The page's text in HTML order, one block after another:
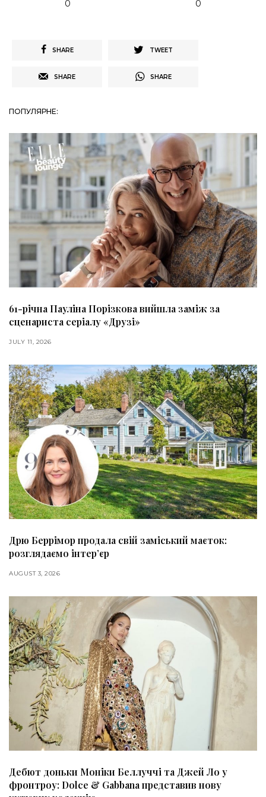
0 0
SHARE TWEET
SHARE SHARE
ПОПУЛЯРНЕ:
61-річна Пауліна Порізкова вийшла заміж за
сценариста серіалу «Друзі»
JULY 11, 2026
Дрю Беррімор продала свій заміський маєток:
розглядаємо інтер’єр
AUGUST 3, 2026
Дебют доньки Моніки Беллуччі та Джей Ло у
фронтроу: Dolce & Gabbana представив нову